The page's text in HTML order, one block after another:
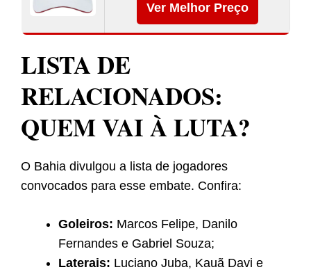
Ver Melhor Preço
LISTA DE
RELACIONADOS:
QUEM VAI À LUTA?
O Bahia divulgou a lista de jogadores
convocados para esse embate. Confira:
Goleiros: Marcos Felipe, Danilo
Fernandes e Gabriel Souza;
Laterais: Luciano Juba, Kauã Davi e